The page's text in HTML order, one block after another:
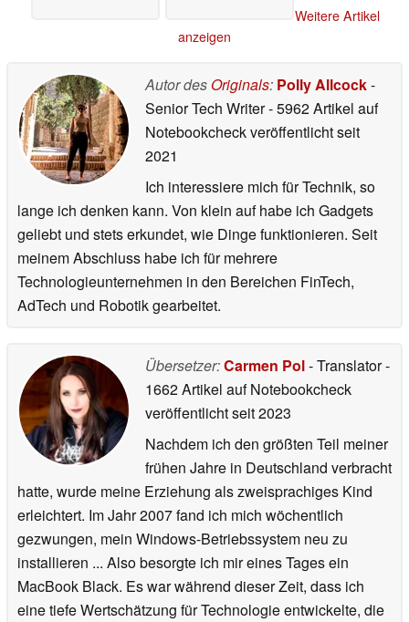
Weitere Artikel
anzeigen
Autor des Originals: Polly Allcock-
Senior Tech Writer- 5962 Artikel auf
Notebookcheck veröffentlichtseit
2021
Ich interessiere mich für Technik, so
lange ich denken kann. Von klein auf habe ich Gadgets
geliebt und stets erkundet, wie Dinge funktionieren. Seit
meinem Abschluss habe ich für mehrere
Technologieunternehmen in den Bereichen FinTech,
AdTech und Robotik gearbeitet.
Übersetzer:Carmen Pol- Translator-
1662 Artikel auf Notebookcheck
veröffentlichtseit 2023
Nachdem ich den größten Teil meiner
frühen Jahre in Deutschland verbracht
hatte, wurde meine Erziehung als zweisprachiges Kind
erleichtert. Im Jahr 2007 fand ich mich wöchentlich
gezwungen, mein Windows-Betriebssystem neu zu
installieren ... Also besorgte ich mir eines Tages ein
MacBook Black. Es war während dieser Zeit, dass ich
eine tiefe Wertschätzung für Technologie entwickelte, die